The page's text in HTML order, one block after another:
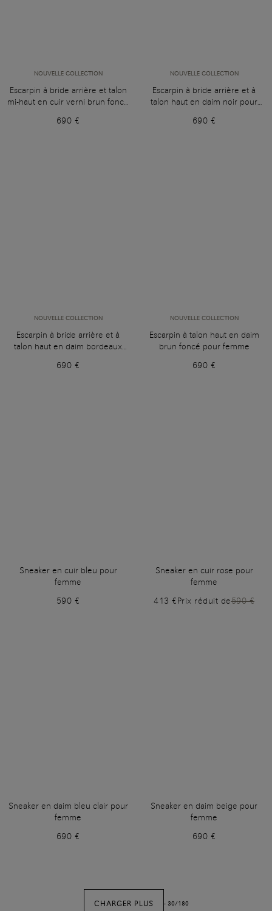
NOUVELLE COLLECTION
Escarpin à bride arrière et talon
mi-haut en cuir verni brun foncé
690 €
NOUVELLE COLLECTION
Escarpin à bride arrière et à
talon haut en daim noir pour
690 €
NOUVELLE COLLECTION
Escarpin à bride arrière et à
talon haut en daim bordeaux
690 €
NOUVELLE COLLECTION
Escarpin à talon haut en daim
brun foncé pour femme
690 €
Sneaker en cuir bleu pour
femme
590 €
Sneaker en cuir rose pour
femme
413 €Prix réduit de590 €
Sneaker en daim bleu clair pour
femme
690 €
Sneaker en daim beige pour
femme
690 €
CHARGER PLUS - 30/180